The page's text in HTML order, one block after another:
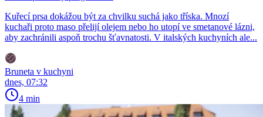
Kuřecí prsa dokážou být za chvilku suchá jako tříska. Mnozí
kuchaři proto maso přelijí olejem nebo ho utopí ve smetanové lázni,
aby zachránili aspoň trochu šťavnatosti. V italských kuchyních ale...
Bruneta v kuchyni
dnes, 07:32
4 min